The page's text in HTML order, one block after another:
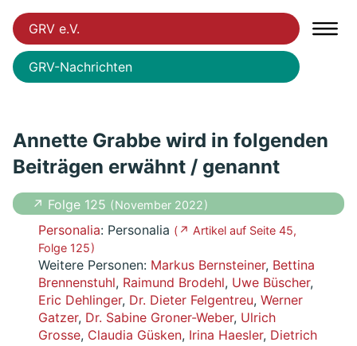
GRV e.V.
GRV-Nachrichten
Annette Grabbe wird in folgenden
Beiträgen erwähnt / genannt
↗ Folge 125 ( November 2022 )
Personalia: Personalia ( ↗ Artikel auf Seite 45,
Folge 125 )
Weitere Personen: Markus Bernsteiner, Bettina
Brennenstuhl, Raimund Brodehl, Uwe Büscher,
Eric Dehlinger, Dr. Dieter Felgentreu, Werner
Gatzer, Dr. Sabine Groner-Weber, Ulrich
Grosse, Claudia Güsken, Irina Haesler, Dietrich